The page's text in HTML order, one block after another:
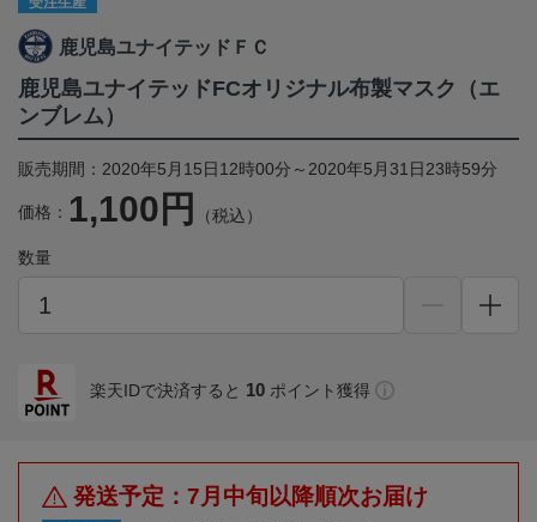
鹿児島ユナイテッドＦＣ
鹿児島ユナイテッドFCオリジナル布製マスク（エ
ンブレム）
販売期間：2020年5月15日12時00分～2020年5月31日23時59分
価格： 1,100円 （税込）
数量
楽天IDで決済すると 10 ポイント獲得
発送予定：7月中旬以降順次お届け